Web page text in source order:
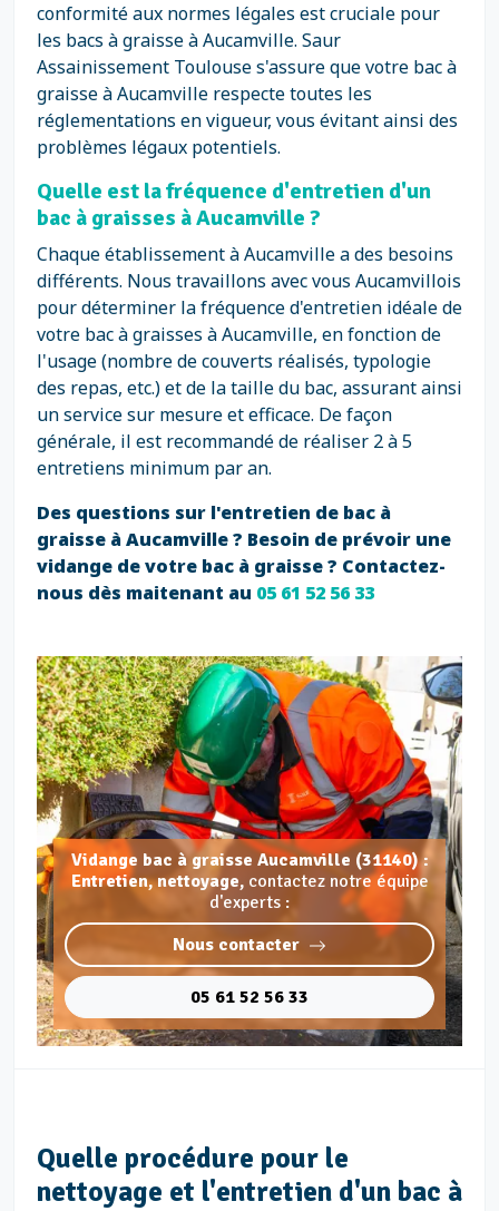
conformité aux normes légales est cruciale pour
les bacs à graisse à Aucamville. Saur
Assainissement Toulouse s'assure que votre bac à
graisse à Aucamville respecte toutes les
réglementations en vigueur, vous évitant ainsi des
problèmes légaux potentiels.
Quelle est la fréquence d'entretien d'un
bac à graisses à Aucamville ?
Chaque établissement à Aucamville a des besoins
différents. Nous travaillons avec vous Aucamvillois
pour déterminer la fréquence d'entretien idéale de
votre bac à graisses à Aucamville, en fonction de
l'usage (nombre de couverts réalisés, typologie
des repas, etc.) et de la taille du bac, assurant ainsi
un service sur mesure et efficace. De façon
générale, il est recommandé de réaliser 2 à 5
entretiens minimum par an.
Des questions sur l'entretien de bac à
graisse à Aucamville ? Besoin de prévoir une
vidange de votre bac à graisse ? Contactez-
nous dès maitenant au 05 61 52 56 33
Vidange bac à graisse Aucamville (31140) :
Entretien, nettoyage, contactez notre équipe
d'experts :
Nous contacter
05 61 52 56 33
Quelle procédure pour le
nettoyage et l'entretien d'un bac à